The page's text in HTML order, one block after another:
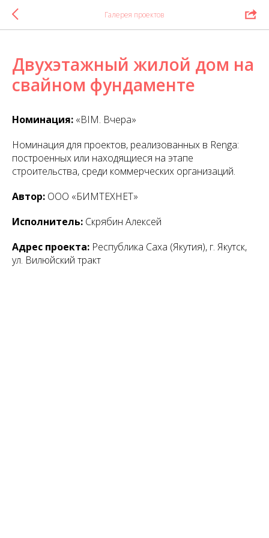
Галерея проектов
Двухэтажный жилой дом на
свайном фундаменте
Номинация: «BIM. Вчера»
Номинация для проектов, реализованных в Renga:
построенных или находящиеся на этапе
строительства, среди коммерческих организаций.
Автор: ООО «БИМТЕХНЕТ»
Исполнитель: Скрябин Алексей
Адрес проекта: Республика Саха (Якутия), г. Якутск,
ул. Вилюйский тракт